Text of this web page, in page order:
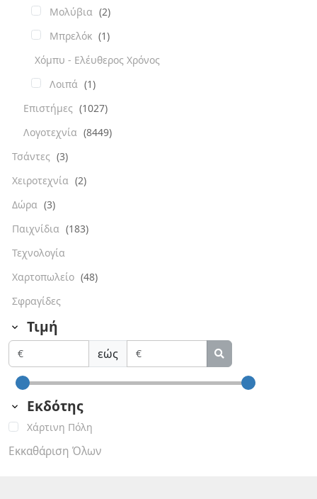
Μολύβια (2)
Μπρελόκ (1)
Χόμπυ - Ελέυθερος Χρόνος
Λοιπά (1)
Επιστήμες (1027)
Λογοτεχνία (8449)
Τσάντες (3)
Χειροτεχνία (2)
Δώρα (3)
Παιχνίδια (183)
Τεχνολογία
Χαρτοπωλείο (48)
Σφραγίδες
Τιμή
εώς
Εκδότης
Χάρτινη Πόλη
Εκκαθάριση Όλων